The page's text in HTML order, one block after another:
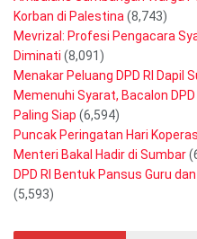
Korban di Palestina (8,743)
Mevrizal: Profesi Pengacara
Diminati (8,091)
Menakar Peluang DPD RI Dapil
Memenuhi Syarat, Bacalon
Paling Siap (6,594)
Puncak Peringatan Hari
Menteri Bakal Hadir di Sumbar
DPD RI Bentuk Pansus Guru
(5,593)